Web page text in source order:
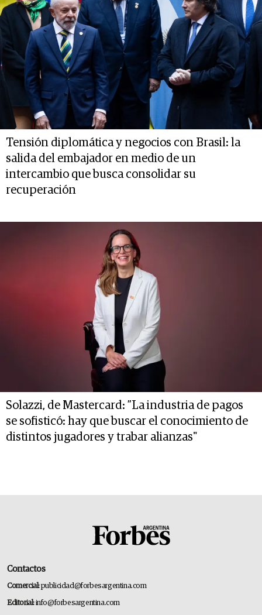
Tensión diplomática y negocios con Brasil: la
salida del embajador en medio de un
intercambio que busca consolidar su
recuperación
Solazzi, de Mastercard: ”La industria de pagos
se sofisticó: hay que buscar el conocimiento de
distintos jugadores y trabar alianzas"
Contactos
Comercial:publicidad@forbesargentina.com
Editorial:info@forbesargentina.com